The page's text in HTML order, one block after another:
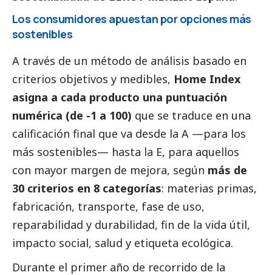
Los consumidores apuestan por opciones más
sostenibles
A través de un método de análisis basado en
criterios objetivos y medibles, Home Index
asigna a cada producto una puntuación
numérica (de -1 a 100) que se traduce en una
calificación final que va desde la A —para los
más sostenibles— hasta la E, para aquellos
con mayor margen de mejora, según más de
30 criterios en 8 categorías: materias primas,
fabricación, transporte, fase de uso,
reparabilidad y durabilidad, fin de la vida útil,
impacto social, salud y etiqueta ecológica.
Durante el primer año de recorrido de la